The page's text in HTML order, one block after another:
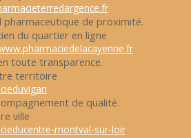
pharmaceutique de proximité.
du quartier en ligne
toute transparence.
territoire
de qualité.
ville
montval-sur-loir